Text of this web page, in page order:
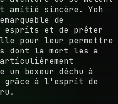
amitié sincère. Yoh
de
esprits et de prêter
pour leur permettre
dont la mort les a
un boxeur déchu à
grâce à l'esprit de